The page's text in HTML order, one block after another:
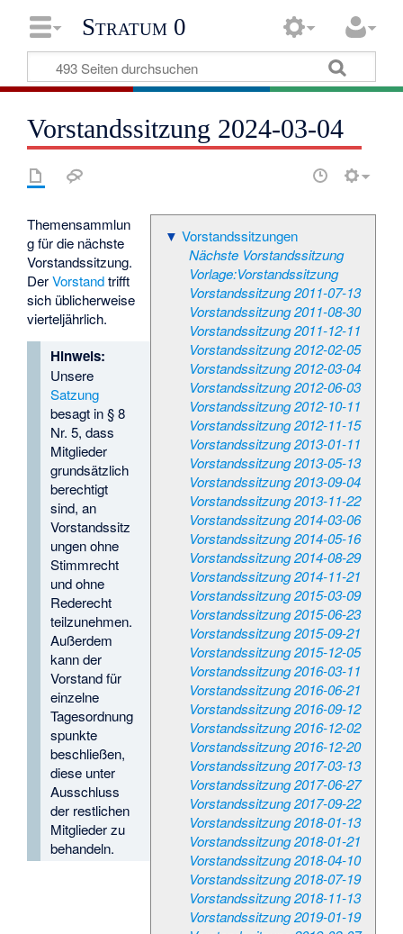
Stratum 0
Vorstandssitzung 2024-03-04
▼ Vorstandssitzungen
Nächste Vorstandssitzung
Vorlage:Vorstandssitzung
Vorstandssitzung 2011-07-13
Vorstandssitzung 2011-08-30
Vorstandssitzung 2011-12-11
Vorstandssitzung 2012-02-05
Vorstandssitzung 2012-03-04
Vorstandssitzung 2012-06-03
Vorstandssitzung 2012-10-11
Vorstandssitzung 2012-11-15
Vorstandssitzung 2013-01-11
Vorstandssitzung 2013-05-13
Vorstandssitzung 2013-09-04
Vorstandssitzung 2013-11-22
Vorstandssitzung 2014-03-06
Vorstandssitzung 2014-05-16
Vorstandssitzung 2014-08-29
Vorstandssitzung 2014-11-21
Vorstandssitzung 2015-03-09
Vorstandssitzung 2015-06-23
Vorstandssitzung 2015-09-21
Vorstandssitzung 2015-12-05
Vorstandssitzung 2016-03-11
Vorstandssitzung 2016-06-21
Vorstandssitzung 2016-09-12
Vorstandssitzung 2016-12-02
Vorstandssitzung 2016-12-20
Vorstandssitzung 2017-03-13
Vorstandssitzung 2017-06-27
Vorstandssitzung 2017-09-22
Vorstandssitzung 2018-01-13
Vorstandssitzung 2018-01-21
Vorstandssitzung 2018-04-10
Vorstandssitzung 2018-07-19
Vorstandssitzung 2018-11-13
Vorstandssitzung 2019-01-19
Themensammlun
g für die nächste
Vorstandssitzung.
DerVorstandtrifft
sich üblicherweise
vierteljährlich.
Hinweis:
Unsere
Satzung
besagt in § 8
Nr. 5, dass
Mitglieder
grundsätzlich
berechtigt
sind, an
Vorstandssitz
ungen ohne
Stimmrecht
und ohne
Rederecht
teilzunehmen.
Außerdem
kann der
Vorstand für
einzelne
Tagesordnung
spunkte
beschließen,
diese unter
Ausschluss
der restlichen
Mitglieder zu
behandeln.